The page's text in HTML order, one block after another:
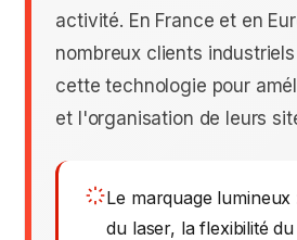
activité. En France et en
nombreux clients
cette technologie pour
et l'organisation de leurs
Le marquage
du laser, la flexibilité